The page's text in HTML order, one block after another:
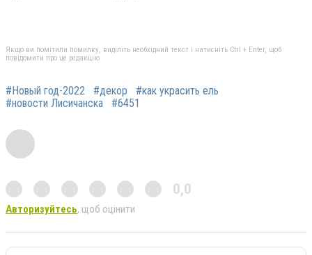
Якщо ви помітили помилку, виділіть необхідний текст і натисніть Ctrl + Enter, щоб
повідомити про це редакцію
#Новый год-2022 #декор
#как украсить ель
#новости Лисичанска
#6451
0,0
Авторизуйтесь, щоб оцінити